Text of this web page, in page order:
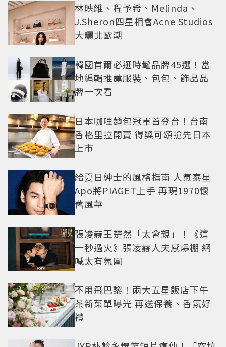
林映維、程予希、Melinda、
J.Sheron四星相會Acne Studios
大曬北歐潮
韓國首爾必逛時髦品牌45選！當
地編輯推薦服裝、包包、飾品品
牌一次看
日本咖哩麵包冠軍首登台！台南
香格里拉開賣 得獎可頌搶先日本
上市
給夏日紳士的風格指南 人氣泰星
Apo將PIAGET上手 再現1970懷
舊風華
張凌赫王楚然「太會親」！《這
一秒過火》張凌赫人夫感爆棚 網
喊太有氛圍
不用飛巴黎！兩大五星飯店下午
茶新菜單曝光 再送保養、香氛好
禮